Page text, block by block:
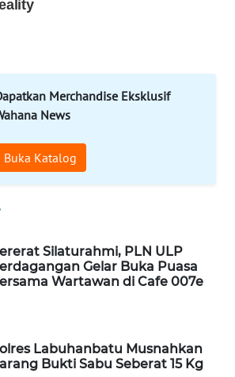
Merchandise Eksklusif
News
Buka Katalog
Silaturahmi, PLN ULP
Gelar Buka Puasa
Wartawan di Cafe 007e
Labuhanbatu Musnahkan
Bukti Sabu Seberat 15 Kg